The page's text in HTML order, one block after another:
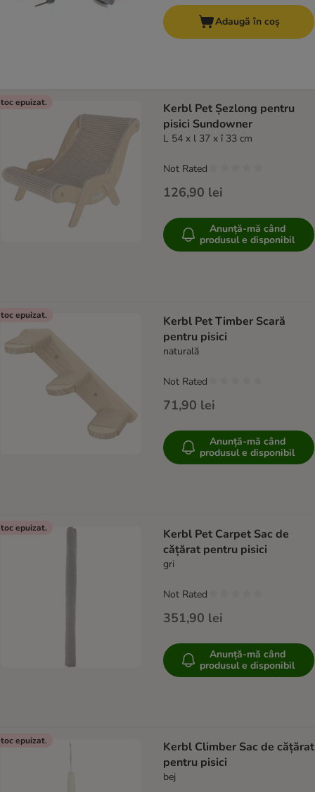
Adaugă în coș
epuizat.
Kerbl Pet Șezlong pentru
pisici Sundowner
L 54 x l 37 x î 33 cm
126,90 lei
Not Rated
Anunță-mă când
produsul e disponibil
epuizat.
Kerbl Pet Timber Scară
pentru pisici
naturală
71,90 lei
Not Rated
Anunță-mă când
produsul e disponibil
epuizat.
Kerbl Pet Carpet Sac de
cățărat pentru pisici
gri
351,90 lei
Not Rated
Anunță-mă când
produsul e disponibil
epuizat.
Kerbl Climber Sac de cățărat
pentru pisici
bej